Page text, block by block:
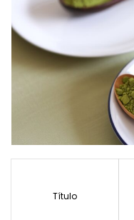
Título